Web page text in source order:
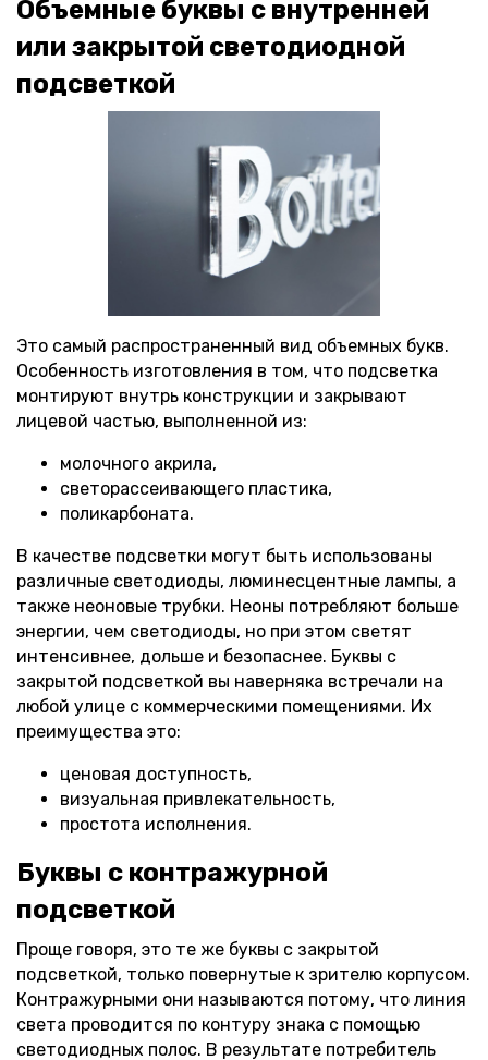
Объемные буквы с внутренней
или закрытой светодиодной
подсветкой
Это самый распространенный вид объемных букв.
Особенность изготовления в том, что подсветка
монтируют внутрь конструкции и закрывают
лицевой частью, выполненной из:
молочного акрила,
светорассеивающего пластика,
поликарбоната.
В качестве подсветки могут быть использованы
различные светодиоды, люминесцентные лампы, а
также неоновые трубки. Неоны потребляют больше
энергии, чем светодиоды, но при этом светят
интенсивнее, дольше и безопаснее. Буквы с
закрытой подсветкой вы наверняка встречали на
любой улице с коммерческими помещениями. Их
преимущества это:
ценовая доступность,
визуальная привлекательность,
простота исполнения.
Буквы с контражурной
подсветкой
Проще говоря, это те же буквы с закрытой
подсветкой, только повернутые к зрителю корпусом.
Контражурными они называются потому, что линия
света проводится по контуру знака с помощью
светодиодных полос. В результате потребитель